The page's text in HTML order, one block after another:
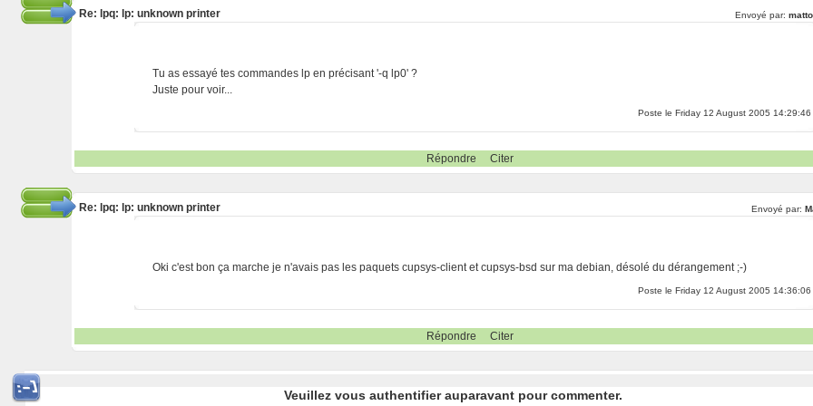
Re: lpq: lp: unknown printer Envoyé par:
Tu as essayé tes commandes lp en précisant '-q lp0' ?
Juste pour voir...
Poste le Friday 12 August 2005 14:29:46
Répondre Citer
Re: lpq: lp: unknown printer Envoyé par:
Oki c'est bon ça marche je n'avais pas les paquets cupsys-client et cupsys-bsd sur ma debian, désolé du dérangement ;-)
Poste le Friday 12 August 2005 14:36:06
Répondre Citer
Veuillez vous authentifier auparavant pour commenter.